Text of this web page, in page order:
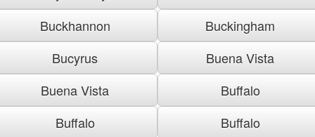
Buckhannon
Buckingham
Bucyrus
Buena Vista
Buena Vista
Buffalo
Buffalo
Buffalo